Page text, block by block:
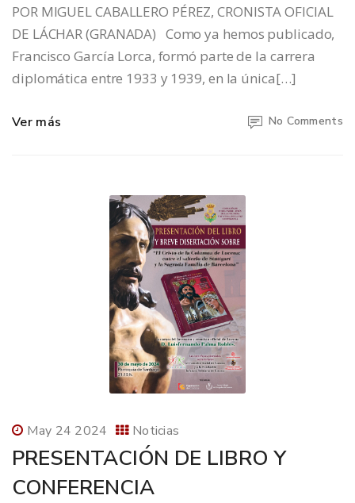
POR MIGUEL CABALLERO PÉREZ, CRONISTA OFICIAL
DE LÁCHAR (GRANADA) Como ya hemos publicado,
Francisco García Lorca, formó parte de la carrera
diplomática entre 1933 y 1939, en la única[…]
Ver más No Comments
May 24 2024 Noticias
PRESENTACIÓN DE LIBRO Y
CONFERENCIA